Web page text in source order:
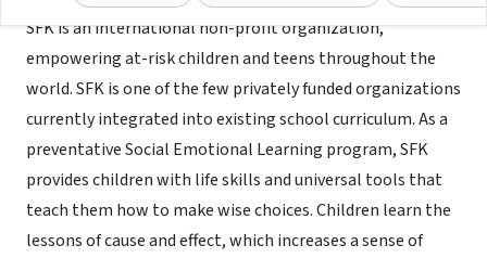
SFK is an international non-profit organization,
empowering at-risk children and teens throughout the
world. SFK is one of the few privately funded organizations
currently integrated into existing school curriculum. As a
preventative Social Emotional Learning program, SFK
provides children with life skills and universal tools that
teach them how to make wise choices. Children learn the
lessons of cause and effect, which increases a sense of